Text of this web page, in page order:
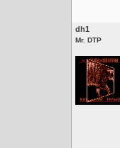
dh1
Mr. DTP